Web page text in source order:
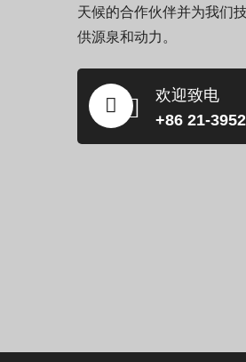
天候的合作伙伴并为我们
供源泉和动力。
欢迎致电
+86 21-